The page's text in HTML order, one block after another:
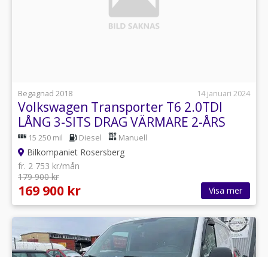
Begagnad 2018 14 januari 2024
Volkswagen Transporter T6 2.0TDI
LÅNG 3-SITS DRAG VÄRMARE 2-ÅRS
GARANTI
15 250 mil Diesel Manuell
Bilkompaniet Rosersberg
fr. 2 753 kr/mån
179 900 kr
169 900 kr Visa mer